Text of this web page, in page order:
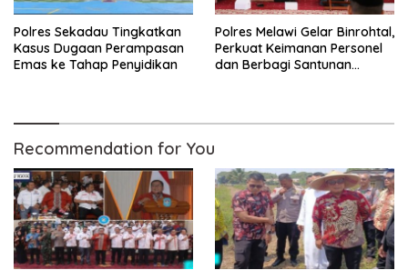
Polres Sekadau Tingkatkan
Kasus Dugaan Perampasan
Emas ke Tahap Penyidikan
Polres Melawi Gelar Binrohtal,
Perkuat Keimanan Personel
dan Berbagi Santunan
Recommendation for You